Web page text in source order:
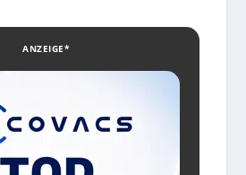
ANZEIGE*